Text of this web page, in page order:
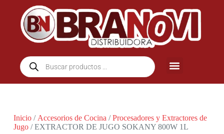
Inicio/ Accesorios de Cocina /Procesadores y Extractores de
Jugo/ EXTRACTOR DE JUGO SOKANY 800W 1L